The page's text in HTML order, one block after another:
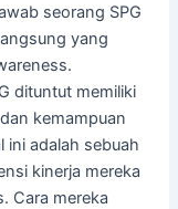
seorang SPG
yang
dituntut memiliki
kemampuan
ini adalah sebuah
kinerja mereka
Cara mereka